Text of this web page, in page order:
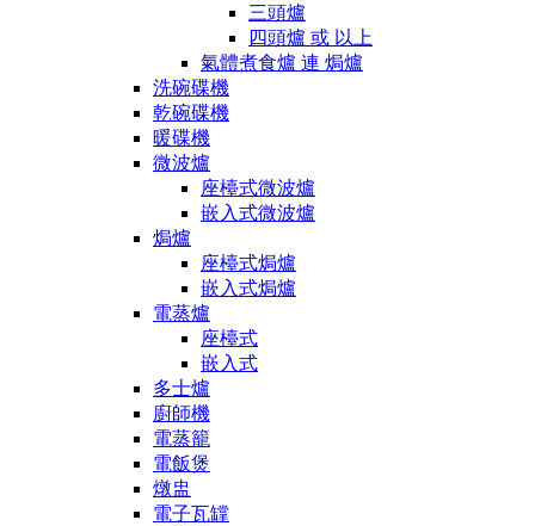
三頭爐
四頭爐 或 以上
氣體煮食爐 連 焗爐
洗碗碟機
乾碗碟機
暖碟機
微波爐
座檯式微波爐
嵌入式微波爐
焗爐
座檯式焗爐
嵌入式焗爐
電蒸爐
座檯式
嵌入式
多士爐
廚師機
電蒸籠
電飯煲
燉盅
電子瓦罉